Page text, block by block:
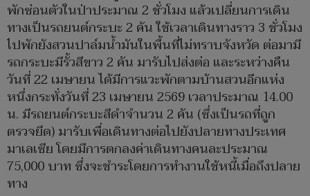
พักซ่อนตัวในป่าประมาณ 2 ชั่วโมง แล้วเปลี่ยนการเดิน
ทางเป็นรถยนต์กระบะ 2 คัน ใช้เวลาเดินทางราว 3 ชั่วโมง
ไปพักยังสวนปาล์มน้ำมันในพื้นที่ไม่ทราบจังหวัด ต่อมามี
รถกระบะมีรั้วสีขาว 2 คัน มารับไปส่งต่อ และระหว่างคืน
วันที่ 22 เมษายน ได้มีการแวะพักตามบ้านสวนอีกแห่ง
หนึ่งกระทั่งวันที่ 23 เมษายน 2569 เวลาประมาณ 14.00
น. มีรถยนต์กระบะสีดำจำนวน 2 คัน (ซึ่งเป็นรถที่ถูก
ตรวจยึด) มารับเพื่อเดินทางต่อไปยังปลายทางประเทศ
มาเลเซีย โดยมีการตกลงค่าเดินทางคนละประมาณ
75,000 บาท ซึ่งจะชำระโดยการทำงานใช้หนี้เมื่อถึงปลาย
ทาง